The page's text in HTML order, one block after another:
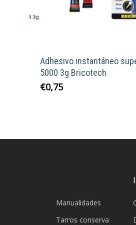
Adhesivo instantáneo
5000 3g Bricotech
€0,75
Manualidades
Tarros conserva